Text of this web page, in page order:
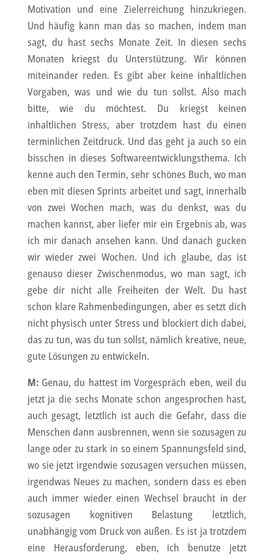
Motivation und eine Zielerreichung hinzukriegen.
Und häufig kann man das so machen, indem man
sagt, du hast sechs Monate Zeit. In diesen sechs
Monaten kriegst du Unterstützung. Wir können
miteinander reden. Es gibt aber keine inhaltlichen
Vorgaben, was und wie du tun sollst. Also mach
bitte, wie du möchtest. Du kriegst keinen
inhaltlichen Stress, aber trotzdem hast du einen
terminlichen Zeitdruck. Und das geht ja auch so ein
bisschen in dieses Softwareentwicklungsthema. Ich
kenne auch den Termin, sehr schönes Buch, wo man
eben mit diesen Sprints arbeitet und sagt, innerhalb
von zwei Wochen mach, was du denkst, was du
machen kannst, aber liefer mir ein Ergebnis ab, was
ich mir danach ansehen kann. Und danach gucken
wir wieder zwei Wochen. Und ich glaube, das ist
genauso dieser Zwischenmodus, wo man sagt, ich
gebe dir nicht alle Freiheiten der Welt. Du hast
schon klare Rahmenbedingungen, aber es setzt dich
nicht physisch unter Stress und blockiert dich dabei,
das zu tun, was du tun sollst, nämlich kreative, neue,
gute Lösungen zu entwickeln.
M:Genau, du hattest im Vorgespräch eben, weil du
jetzt ja die sechs Monate schon angesprochen hast,
auch gesagt, letztlich ist auch die Gefahr, dass die
Menschen dann ausbrennen, wenn sie sozusagen zu
lange oder zu stark in so einem Spannungsfeld sind,
wo sie jetzt irgendwie sozusagen versuchen müssen,
irgendwas Neues zu machen, sondern dass es eben
auch immer wieder einen Wechsel braucht in der
sozusagen kognitiven Belastung letztlich,
unabhängig vom Druck von außen. Es ist ja trotzdem
eine Herausforderung, eben, ich benutze jetzt